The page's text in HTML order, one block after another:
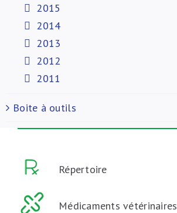
2015
2014
2013
2012
2011
Boite à outils
Répertoire
Médicaments vétérinaires